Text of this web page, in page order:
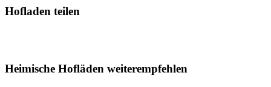
Hofladen teilen
Heimische Hofläden weiterempfehlen